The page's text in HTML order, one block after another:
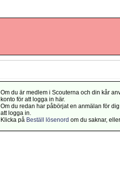
Om du är medlem i Scouterna och din kår
konto för att logga in här.
Om du redan har påbörjat en anmälan för
att logga in.
Klicka på Beställ lösenord om du saknar,